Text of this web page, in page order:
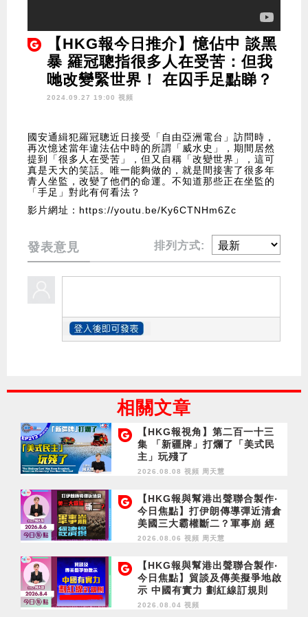
【HKG報今日推介】憶佔中 談黑
暴 羅冠聰指很多人在受苦：但我
哋改變緊世界！ 在囚手足點睇？
2024.09.27 19:00 視頻
國安通緝犯羅冠聰近日接受「自由亞洲電台」訪問時，
再次憶述當年違法佔中時的所謂「威水史」，期間居然
提到「很多人在受苦」，但又自稱「改變世界」，這可
真是天大的笑話。唯一能夠做的，就是間接害了很多年
青人坐監，改變了他們的命運。不知道那些正在坐監的
「手足」對此有何看法？
影片網址：https://youtu.be/Ky6CTNHm6Zc
發表意見 排列方式:
相關文章
【HKG報視角】第二百一十三
集 「新疆牌」打爛了「美式民
主」玩殘了
2026.08.08 視頻 周天慧
【HKG報與幫港出聲聯合製作‧
今日焦點】打伊朗傳導彈近清倉
美國三大霸權斷二？軍事崩 經
濟損
2026.08.06 視頻 周天慧
【HKG報與幫港出聲聯合製作‧
今日焦點】貿談及傳美擬爭地啟
示 中國有實力 劃紅線訂規則
2026.08.04 視頻